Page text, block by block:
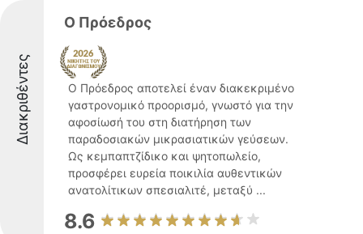
Διακριθέντες
Ο Πρόεδρος
Ο Πρόεδρος αποτελεί έναν διακεκριμένο
γαστρονομικό προορισμό, γνωστό για την
αφοσίωσή του στη διατήρηση των
παραδοσιακών μικρασιατικών γεύσεων.
Ως κεμπαπτζίδικο και ψητοπωλείο,
προσφέρει ευρεία ποικιλία αυθεντικών
ανατολίτικων σπεσιαλιτέ, μεταξύ ...
8.6